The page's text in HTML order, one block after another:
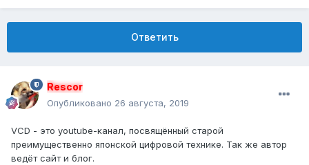
Ответить
Rescor
Опубликовано 26 августа, 2019
VCD - это youtube-канал, посвящённый старой
преимущественно японской цифровой технике. Так же автор
ведёт сайт и блог.